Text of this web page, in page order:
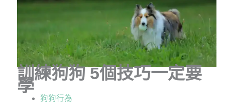
訓練狗狗 5個技巧一定要
學
狗狗行為